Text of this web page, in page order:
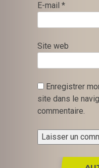
E-mail *
Site web
Enregistrer
site dans le
commentaire.